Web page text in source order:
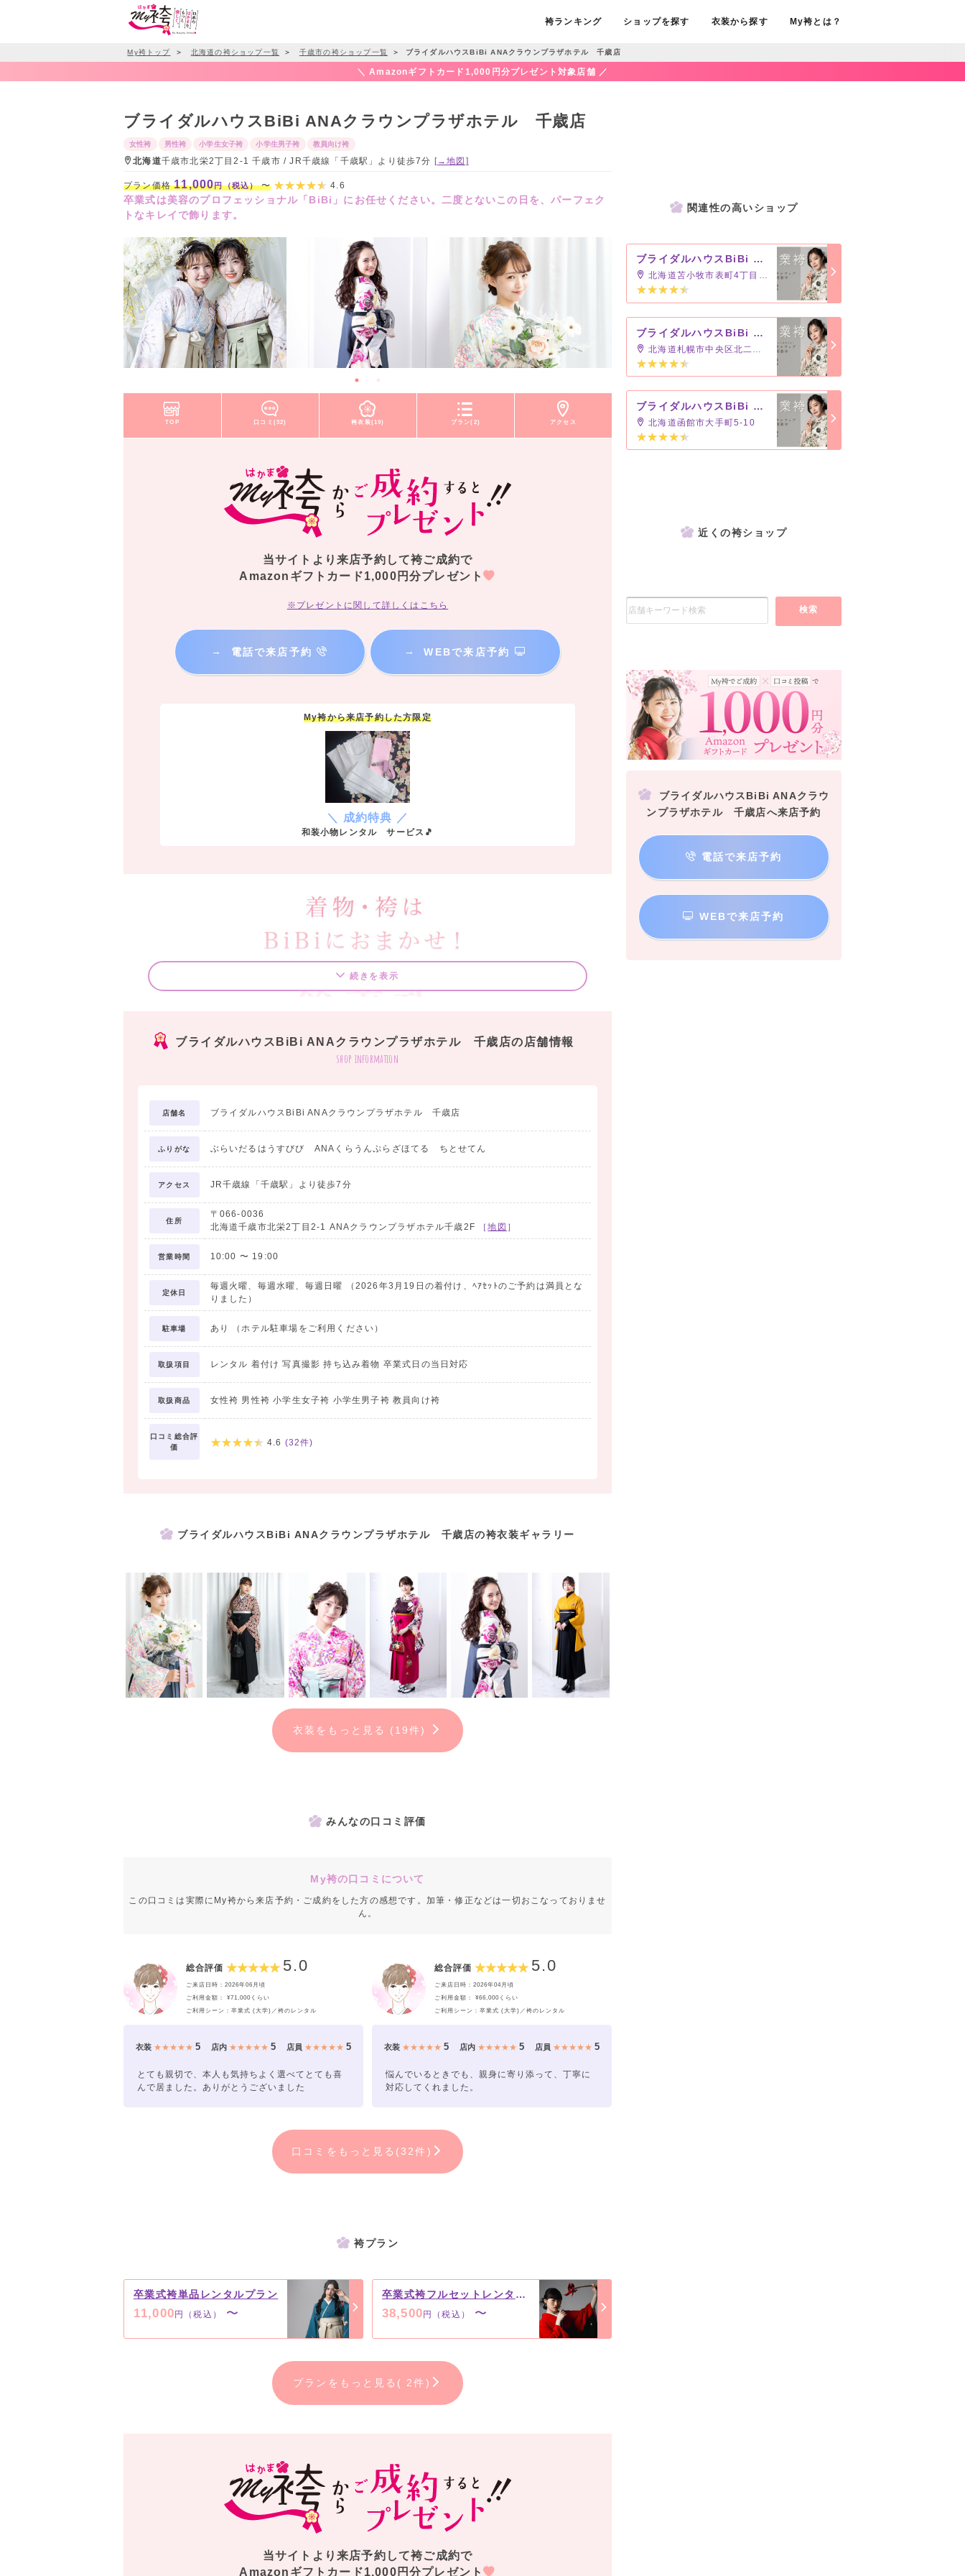
袴ランキング ショップを探す 衣装から探す My袴とは？
My袴トップ ＞ 北海道の袴ショップ一覧 ＞ 千歳市の袴ショップ一覧 ＞ ブライダルハウスBiBi ANAクラウンプラザホテル 千歳店
＼ Amazonギフトカード1,000円分プレゼント対象店舗 ／
ブライダルハウスBiBi ANAクラウンプラザホテル 千歳店
女性袴 男性袴 小学生女子袴 小学生男子袴 教員向け袴
北海道千歳市北栄2丁目2-1 千歳市 / JR千歳線「千歳駅」より徒歩7分 [→地図]
プラン価格11,000円（税込）〜 4.6
卒業式は美容のプロフェッショナル「BiBi」にお任せください。二度とないこの日を、パーフェク
トなキレイで飾ります。
TOP 口コミ(32) 袴衣装(19) プラン(2) アクセス
当サイトより来店予約して袴ご成約で
Amazonギフトカード1,000円分プレゼント
※プレゼントに関して詳しくはこちら
→ 電話で来店予約 → WEBで来店予約
My袴から来店予約した方限定
＼ 成約特典 ／
和装小物レンタル サービス🎵
続きを表示
ブライダルハウスBiBi ANAクラウンプラザホテル 千歳店の店舗情報
shop information
店舗名 ブライダルハウスBiBi ANAクラウンプラザホテル 千歳店
ふりがな ぶらいだるはうすびび ANAくらうんぷらざほてる ちとせてん
アクセス JR千歳線「千歳駅」より徒歩7分
住所
〒066-0036
北海道千歳市北栄2丁目2-1 ANAクラウンプラザホテル千歳2F
［地図 ］
営業時間 10:00 〜 19:00
定休日
毎週火曜、毎週水曜、毎週日曜 （2026年3月19日の着付け、ﾍｱｾｯﾄのご予約は満員とな
りました）
駐車場 あり （ホテル駐車場をご利用ください）
取扱項目 レンタル 着付け 写真撮影 持ち込み着物 卒業式日の当日対応
取扱商品 女性袴 男性袴 小学生女子袴 小学生男子袴 教員向け袴
口コミ総合評
価
4.6 (32件)
ブライダルハウスBiBi ANAクラウンプラザホテル 千歳店の袴衣装ギャラリー
衣装をもっと見る (19件)
みんなの口コミ評価
My袴の口コミについて
この口コミは実際にMy袴から来店予約・ご成約をした方の感想です。加筆・修正などは一切おこなっておりませ
ん。
総合評価 5.0
ご来店日時：2026年06月頃
ご利用金額： ¥71,000くらい
ご利用シーン：卒業式 (大学)／袴のレンタル
衣装 ★★★★★5 店内 ★★★★★ 5 店員 ★★★★★ 5
とても親切で、本人も気持ちよく選べてとても喜
んで居ました。ありがとうございました
総合評価 5.0
ご来店日時：2026年04月頃
ご利用金額： ¥66,000くらい
ご利用シーン：卒業式 (大学)／袴のレンタル
衣装 ★★★★★5 店内 ★★★★★ 5 店員 ★★★★★ 5
悩んでいるときでも、親身に寄り添って、丁寧に
対応してくれました。
口コミをもっと見る(32件)
袴プラン
卒業式袴単品レンタルプラン
11,000 円（税込） 〜
卒業式袴フルセットレンタルプラン
38,500 円（税込） 〜
プランをもっと見る( 2件)
当サイトより来店予約して袴ご成約で
Amazonギフトカード1,000円分プレゼント
関連性の高いショップ
ブライダルハウスBiBi 苫小牧グランドホテルニュー王子店
北海道苫小牧市表町4丁目3-1
ブライダルハウスBiBi 札幌本店【道内4店舗】
北海道札幌市中央区北二条西4丁目1
ブライダルハウスBiBi 函館国際ホテル店
北海道函館市大手町5-10
近くの袴ショップ
検索
ブライダルハウスBiBi ANAクラウ
ンプラザホテル 千歳店へ来店予約
電話で来店予約
WEBで来店予約